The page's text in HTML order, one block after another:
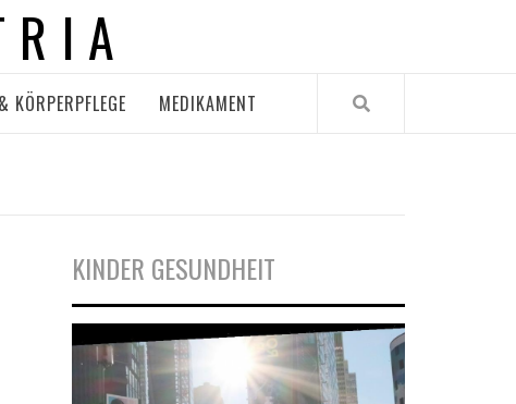
KÖRPERPFLEGE MEDIKAMENT
KINDER GESUNDHEIT